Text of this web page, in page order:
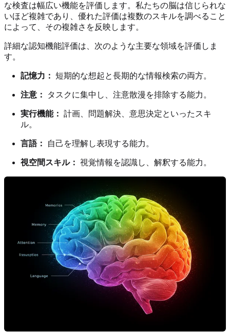
な検査は幅広い機能を評価します。私たちの脳は信じられな
いほど複雑であり、優れた評価は複数のスキルを調べること
によって、その複雑さを反映します。
詳細な認知機能評価は、次のような主要な領域を評価しま
す。
記憶力： 短期的な想起と長期的な情報検索の両方。
注意： タスクに集中し、注意散漫を排除する能力。
実行機能： 計画、問題解決、意思決定といったスキ
ル。
言語： 自己を理解し表現する能力。
視空間スキル： 視覚情報を認識し、解釈する能力。